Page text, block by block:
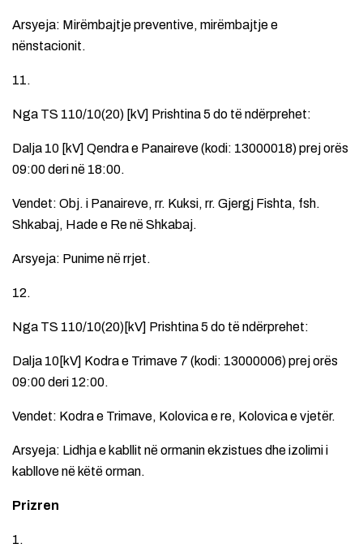
Arsyeja: Mirëmbajtje preventive, mirëmbajtje e
nënstacionit.
11.
Nga TS 110/10(20) [kV] Prishtina 5 do të ndërprehet:
Dalja 10 [kV] Qendra e Panaireve (kodi: 13000018) prej orës
09:00 deri në 18:00.
Vendet: Obj. i Panaireve, rr. Kuksi, rr. Gjergj Fishta, fsh.
Shkabaj, Hade e Re në Shkabaj.
Arsyeja: Punime në rrjet.
12.
Nga TS 110/10(20)[kV] Prishtina 5 do të ndërprehet:
Dalja 10[kV] Kodra e Trimave 7 (kodi: 13000006) prej orës
09:00 deri 12:00.
Vendet: Kodra e Trimave, Kolovica e re, Kolovica e vjetër.
Arsyeja: Lidhja e kabllit në ormanin ekzistues dhe izolimi i
kabllove në këtë orman.
Prizren
1.